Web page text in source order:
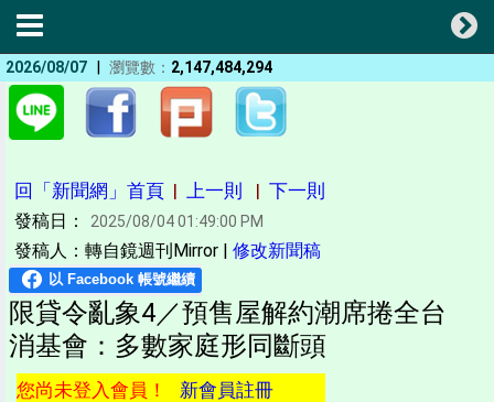
2026/08/07 | 瀏覽數： 2,147,484,294
回「新聞網」首頁 | 上一則 | 下一則
發稿日： 2025/08/04 01:49:00 PM
發稿人：轉自鏡週刊Mirror | 修改新聞稿
限貸令亂象4／預售屋解約潮席捲全台
消基會：多數家庭形同斷頭
您尚未登入會員！ 新會員註冊